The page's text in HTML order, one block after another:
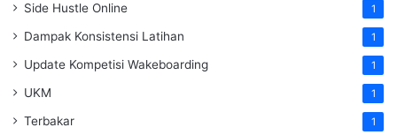
Side Hustle Online 1
Dampak Konsistensi Latihan 1
Update Kompetisi Wakeboarding 1
UKM 1
Terbakar 1